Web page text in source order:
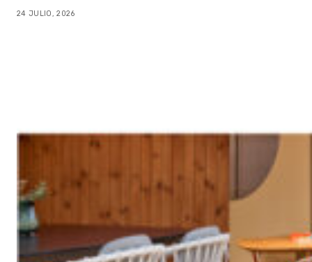
24 JULIO, 2026